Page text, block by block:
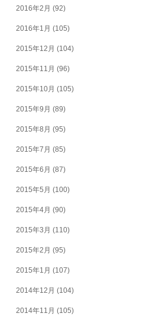
2016年2月 (92)
2016年1月 (105)
2015年12月 (104)
2015年11月 (96)
2015年10月 (105)
2015年9月 (89)
2015年8月 (95)
2015年7月 (85)
2015年6月 (87)
2015年5月 (100)
2015年4月 (90)
2015年3月 (110)
2015年2月 (95)
2015年1月 (107)
2014年12月 (104)
2014年11月 (105)